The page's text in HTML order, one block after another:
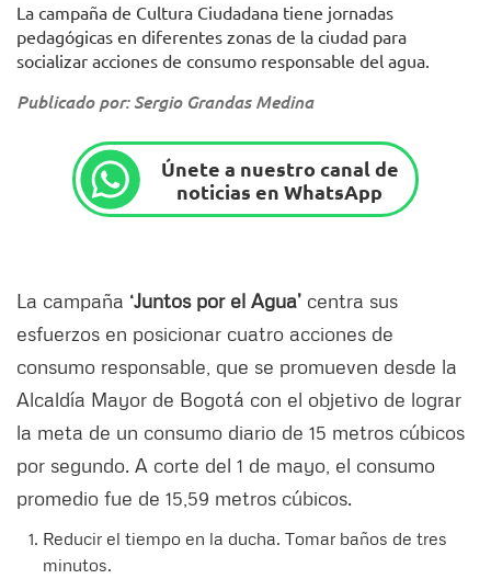
La campaña de Cultura Ciudadana tiene jornadas
pedagógicas en diferentes zonas de la ciudad para
socializar acciones de consumo responsable del agua.
Publicado por: Sergio Grandas Medina
Únete a nuestro canal de
noticias en WhatsApp
La campaña ‘Juntos por el Agua’ centra sus
esfuerzos en posicionar cuatro acciones de
consumo responsable, que se promueven desde la
Alcaldía Mayor de Bogotá con el objetivo de lograr
la meta de un consumo diario de 15 metros cúbicos
por segundo. A corte del 1 de mayo, el consumo
promedio fue de 15,59 metros cúbicos.
Reducir el tiempo en la ducha. Tomar baños de tres
minutos.